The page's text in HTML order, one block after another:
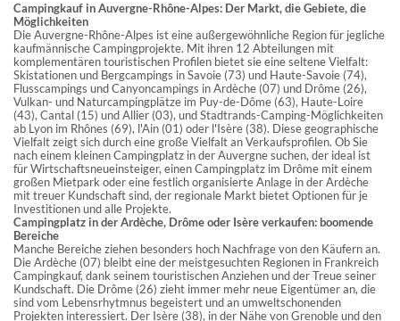
Campingkauf in Auvergne-Rhône-Alpes: Der Markt, die Gebiete, die
Möglichkeiten
Die Auvergne-Rhône-Alpes ist eine außergewöhnliche Region für jegliche
kaufmännische Campingprojekte. Mit ihren 12 Abteilungen mit
komplementären touristischen Profilen bietet sie eine seltene Vielfalt:
Skistationen und Bergcampings in Savoie (73) und Haute-Savoie (74),
Flusscampings und Canyoncampings in Ardèche (07) und Drôme (26),
Vulkan- und Naturcampingplätze im Puy-de-Dôme (63), Haute-Loire
(43), Cantal (15) und Allier (03), und Stadtrands-Camping-Möglichkeiten
ab Lyon im Rhônes (69), l'Ain (01) oder l'Isère (38). Diese geographische
Vielfalt zeigt sich durch eine große Vielfalt an Verkaufsprofilen. Ob Sie
nach einem kleinen Campingplatz in der Auvergne suchen, der ideal ist
für Wirtschaftsneueinsteiger, einen Campingplatz im Drôme mit einem
großen Mietpark oder eine festlich organisierte Anlage in der Ardèche
mit treuer Kundschaft sind, der regionale Markt bietet Optionen für je
Investitionen und alle Projekte.
Campingplatz in der Ardèche, Drôme oder Isère verkaufen: boomende
Bereiche
Manche Bereiche ziehen besonders hoch Nachfrage von den Käufern an.
Die Ardèche (07) bleibt eine der meistgesuchten Regionen in Frankreich
Campingkauf, dank seinem touristischen Anziehen und der Treue seiner
Kundschaft. Die Drôme (26) zieht immer mehr neue Eigentümer an, die
sind vom Lebensrhytmnus begeistert und an umweltschonenden
Projekten interessiert. Der Isère (38), in der Nähe von Grenoble und den